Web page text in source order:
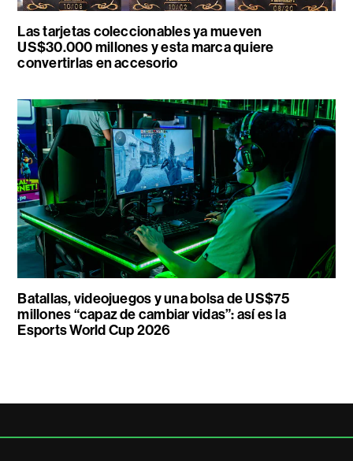
Las tarjetas coleccionables ya mueven
US$30.000 millones y esta marca quiere
convertirlas en accesorio
Batallas, videojuegos y una bolsa de US$75
millones “capaz de cambiar vidas”: así es la
Esports World Cup 2026